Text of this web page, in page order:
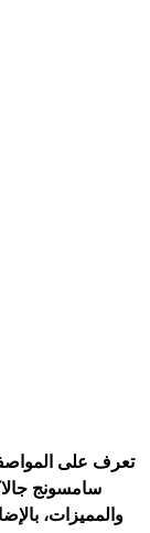
والمميزات،